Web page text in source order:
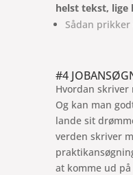
helst tekst, lige
Sådan
#4
Hvordan skriver
Og kan man
lande sit
verden skriver
at komme ud